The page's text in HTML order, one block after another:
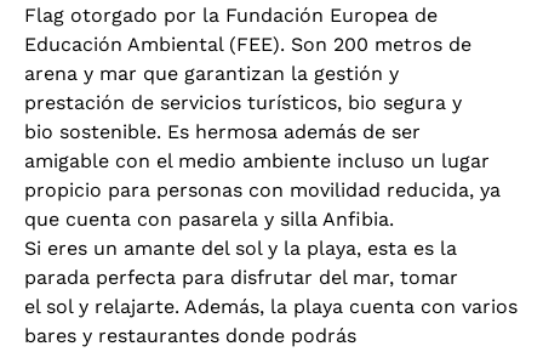
Flag otorgado por la Fundación Europea de
Educación Ambiental (FEE). Son 200 metros de
arena y mar que garantizan la gestión y
prestación de servicios turísticos, bio segura y
bio sostenible. Es hermosa además de ser
amigable con el medio ambiente incluso un lugar
propicio para personas con movilidad reducida, ya
que cuenta con pasarela y silla Anfibia.
Si eres un amante del sol y la playa, esta es la
parada perfecta para disfrutar del mar, tomar
el sol y relajarte. Además, la playa cuenta con varios
bares y restaurantes donde podrás